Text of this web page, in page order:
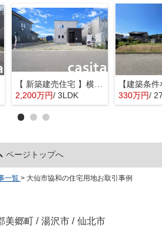
【 新築建売住宅 】横手市八幡字長者町No50 横手北小学校区のオール電化 3LDK
2,200万円/ 3LDK 330万円/
ページトップへ
一覧 > 大仙市協和の住宅用地お取引事例
美郷町 / 湯沢市 / 仙北市